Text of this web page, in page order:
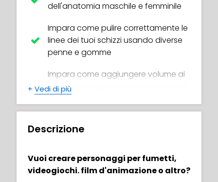
dell'anatomia maschile e femminile
Impara come pulire correttamente le
linee dei tuoi schizzi usando diverse
penne e gomme
Impara come aggiungere volume ai
tuoi personaggi tenendo presente le
dell'anatomia
Impara come abbozzare strutture
disegnare efficacemente in stili
diversi
+ Vedi di più
Descrizione
Vuoi creare personaggi per fumetti,
videogiochi. film d'animazione o altro?